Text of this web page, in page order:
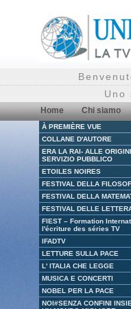
Uno
Home Chi siamo
À PREMIÈRE VUE
COLLANE D'AUTORE
ERA LA RAI- ALLE
SERVIZIO PUBBLICO
ETOILES NOIRES
FESTIVAL DELLA
FESTIVAL DELLA
FESTIVAL DELLE
FIEST – Formation
l'écriture des séries TV
IFADTV
LETTURE SULLA PACE
L' ITALIA CHE LEGGE
MUSICA E CONCERTI
NOBEL PER LA PACE
NOI#SENZA CONFINI